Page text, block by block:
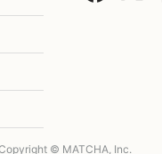
© MATCHA, Inc.